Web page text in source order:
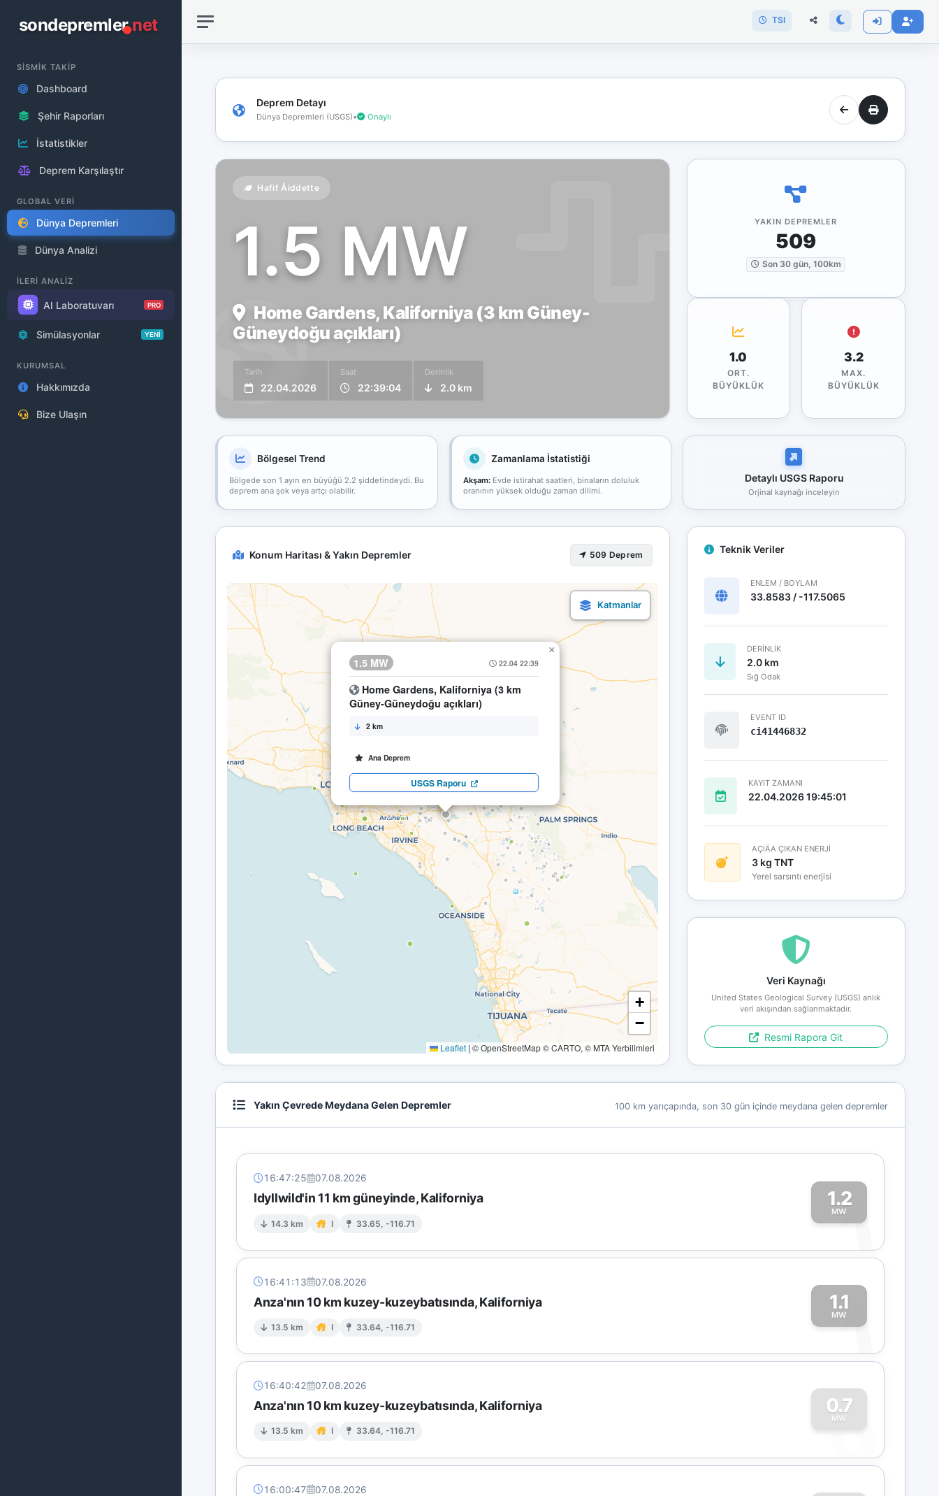
sondepremler.net
SİSMİK TAKİP
Dashboard
Şehir Raporları
İstatistikler
Deprem Karşılaştır
GLOBAL VERİ
Dünya Depremleri
Dünya Analizi
İLERİ ANALİZ
AI Laboratuvarı PRO
Simülasyonlar YENİ
KURUMSAL
Hakkımızda
Bize Ulaşın
TSI
Deprem Detayı
Dünya Depremleri (USGS)• Onaylı
Hafif Åiddette
1.5 MW
Home Gardens, Kaliforniya (3 km Güney-
Güneydoğu açıkları)
Tarih
22.04.2026
Saat
22:39:04
Derinlik
2.0 km
YAKIN DEPREMLER
509
Son 30 gün, 100km
1.0
ORT.
BÜYÜKLÜK
3.2
MAX.
BÜYÜKLÜK
Bölgesel Trend
Bölgede son 1 ayın en büyüğü 2.2 şiddetindeydi. Bu
deprem ana şok veya artçı olabilir.
Zamanlama İstatistiği
Akşam:Evde istirahat saatleri, binaların doluluk
oranının yüksek olduğu zaman dilimi.
Detaylı USGS Raporu
Orjinal kaynağı inceleyin
Konum Haritası & Yakın Depremler 509 Deprem
1.5 MW 22.04 22:39
Home Gardens, Kaliforniya (3 km
Güney-Güneydoğu açıkları)
2 km
Ana Deprem
USGS Raporu
×
+
−
Leaflet | © OpenStreetMap © CARTO, © MTA Yerbilimleri
Teknik Veriler
ENLEM / BOYLAM
33.8583 / -117.5065
DERINLIK
2.0 km
Sığ Odak
EVENT ID
ci41446832
KAYIT ZAMANI
22.04.2026 19:45:01
AÇIÄA ÇIKAN ENERJİ
3 kg TNT
Yerel sarsıntı enerjisi
Veri Kaynağı
United States Geological Survey (USGS) anlık
veri akışından sağlanmaktadır.
Resmi Rapora Git
Yakın Çevrede Meydana Gelen Depremler 100 km yarıçapında, son 30 gün içinde meydana gelen depremler
16:47:25 07.08.2026
Idyllwild'in 11 km güneyinde, Kaliforniya
14.3 km I 33.65, -116.71
1.2
MW
1
16:41:13 07.08.2026
Anza'nın 10 km kuzey-kuzeybatısında, Kaliforniya
13.5 km I 33.64, -116.71
1.1
MW
1
16:40:42 07.08.2026
Anza'nın 10 km kuzey-kuzeybatısında, Kaliforniya
13.5 km I 33.64, -116.71
0.7
MW
0
16:00:47 07.08.2026
bağlantınız